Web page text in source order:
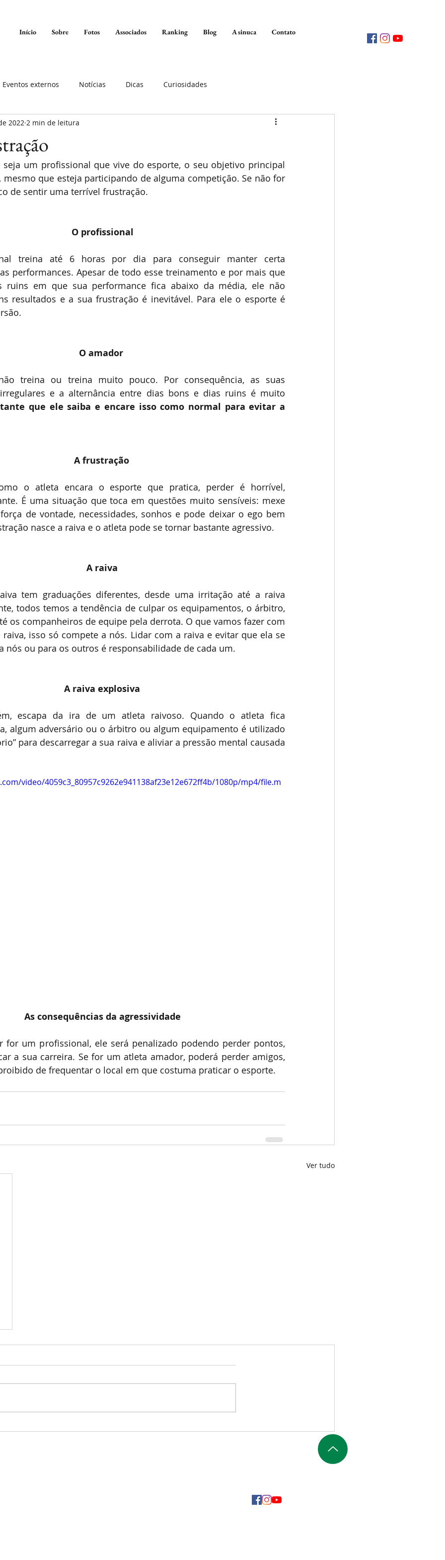
Início Sobre Fotos Associados Ranking Blog A sinuca Contato
Eventos externos Notícias Dicas Curiosidades
2022 2 min de leitura
seja um profissional que vive do esporte, o seu objetivo principal
mesmo que esteja participando de alguma competição. Se não for
de sentir uma terrível frustração.
O profissional
treina até 6 horas por dia para conseguir manter certa
performances. Apesar de todo esse treinamento e por mais que
ruins em que sua performance fica abaixo da média, ele não
resultados e a sua frustração é inevitável. Para ele o esporte é
O amador
treina ou treina muito pouco. Por consequência, as suas
e a alternância entre dias bons e dias ruins é muito
que ele saiba e encare isso como normal para evitar a
           A frustração
o atleta encara o esporte que pratica, perder é horrível,
É uma situação que toca em questões muito sensíveis: mexe
de vontade, necessidades, sonhos e pode deixar o ego bem
nasce a raiva e o atleta pode se tornar bastante agressivo.
                A raiva
tem graduações diferentes, desde uma irritação até a raiva
todos temos a tendência de culpar os equipamentos, o árbitro,
os companheiros de equipe pela derrota. O que vamos fazer com
isso só compete a nós. Lidar com a raiva e evitar que ela se
nós ou para os outros é responsabilidade de cada um.
A raiva explosiva
escapa da ira de um atleta raivoso. Quando o atleta fica
algum adversário ou o árbitro ou algum equipamento é utilizado
para descarregar a sua raiva e aliviar a pressão mental causada
video/4059c3_80957c9262e941138af23e12e672ff4b/1080p/mp4/file.m
As consequências da agressividade
for um profissional, ele será penalizado podendo perder pontos,
a sua carreira. Se for um atleta amador, poderá perder amigos,
de frequentar o local em que costuma praticar o esporte.
Ver tudo